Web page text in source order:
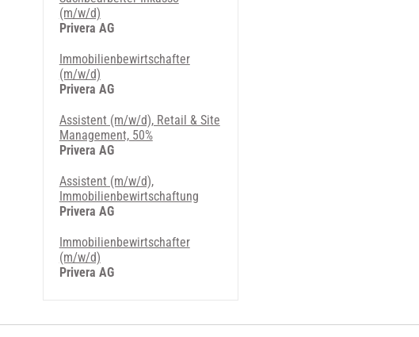
(m/w/d)
Privera AG
Immobilienbewirtschafter
(m/w/d)
Privera AG
Assistent (m/w/d), Retail & Site
Management, 50%
Privera AG
Assistent (m/w/d),
Immobilienbewirtschaftung
Privera AG
Immobilienbewirtschafter
(m/w/d)
Privera AG